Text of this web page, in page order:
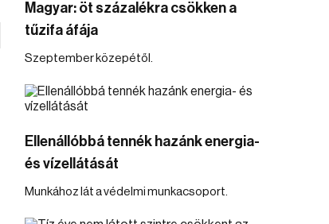
Magyar: öt százalékra csökken a
tűzifa áfája
Szeptember közepétől.
Ellenállóbbá tennék hazánk energia-
és vízellátását
Munkához lát a védelmi munkacsoport.